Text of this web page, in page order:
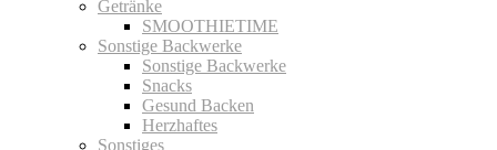
Getränke
SMOOTHIETIME
Sonstige Backwerke
Sonstige Backwerke
Snacks
Gesund Backen
Herzhaftes
Sonstiges